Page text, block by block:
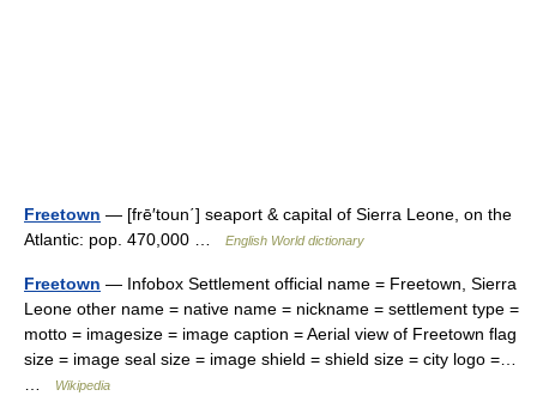
Freetown — [frē′toun΄] seaport & capital of Sierra Leone, on the
Atlantic: pop. 470,000 …
English World dictionary
Freetown — Infobox Settlement official name = Freetown, Sierra
Leone other name = native name = nickname = settlement type =
motto = imagesize = image caption = Aerial view of Freetown flag
size = image seal size = image shield = shield size = city logo =…
Wikipedia